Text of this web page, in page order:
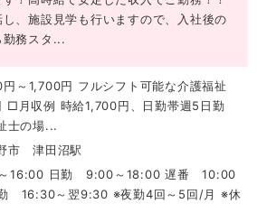
、施設見学も行いますので、入社後の
勤務スタ...
～1,700円 フルシフト可能な介護福祉
□月収例 時給1,700円、日勤帯週5日勤
士の場...
市 津田沼駅
16:00 日勤 9:00～18:00 遅番 10:00
16:30～翌9:30 ※夜勤4回～5回/月 ※休